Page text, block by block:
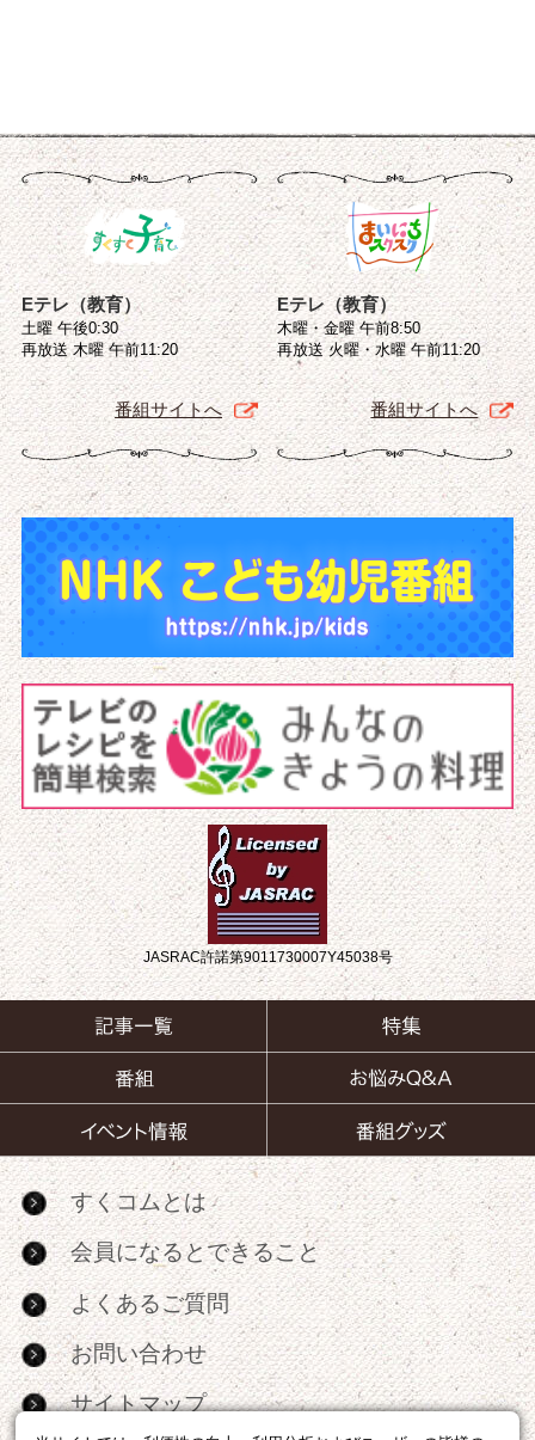
Eテレ（教育）
土曜 午後0:30
再放送 木曜 午前11:20
番組サイトへ
Eテレ（教育）
木曜・金曜 午前8:50
再放送 火曜・水曜 午前11:20
番組サイトへ
JASRAC許諾第9011730007Y45038号
すくコムとは
会員になるとできること
よくあるご質問
お問い合わせ
サイトマップ